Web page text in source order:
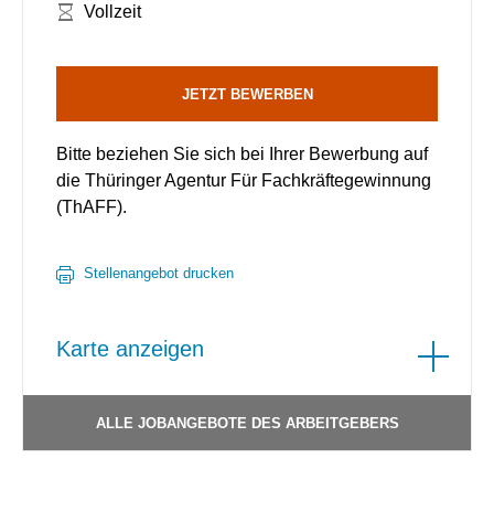
Arbeitszeit:
Vollzeit
JETZT BEWERBEN
Bitte beziehen Sie sich bei Ihrer Bewerbung auf
die Thüringer Agentur Für Fachkräftegewinnung
(ThAFF).
Stellenangebot drucken
Karte anzeigen
ALLE JOBANGEBOTE DES ARBEITGEBERS